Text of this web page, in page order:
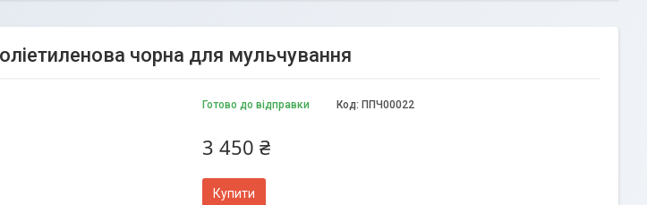
чорна для мульчування
Готово до відправки Код: ППЧ00022
3 450 ₴
Купити